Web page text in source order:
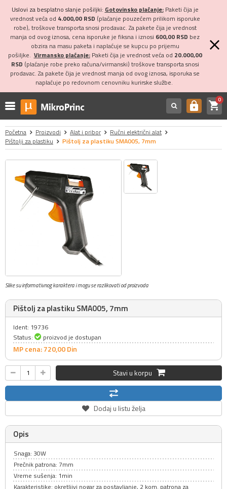
Uslovi za besplatno slanje pošiljki: Gotovinsko plaćanje:Paketi čija je
vrednost veća od 4.000,00 RSD (plaćanje pouzećem prilikom isporuke
robe), troškove transporta snosi prodavac. Za pakete čija je vrednost
manja od ovog iznosa, cena isporuke je fiksna i iznosi 600,00 RSD bez
obzira na masu paketa i naplaćuje se kupcu po prijemu
pošiljke. Virmansko plaćanje:Paketi čija je vrednost veća od 20.000,00
RSD (plaćanje robe preko računa/virmanski) troškove transporta snosi
prodavac. Za pakete čija je vrednost manja od ovog iznosa, isporuka se
naplaćuje po redovnom cenovniku kurirske službe.
https shopping_cart0
Početna Proizvodi Alat i pribor
Ručni električni alat
Pištolji za plastiku
Pištolj za plastiku SMA005, 7mm
Slike su informativnog karaktera i mogu se razlikovati od proizvoda
Pištolj za plastiku SMA005, 7mm
Ident: 19736
Status:
proizvod je dostupan
MP cena: 720,00Din
Stavi u korpu
Dodaj u listu želja
Opis
Snaga: 30W
Prečnik patrona: 7mm
Vreme sušenja: 1min
Karakteristike: okretljivi nogar za postavljanje, 2 kom. patrona za